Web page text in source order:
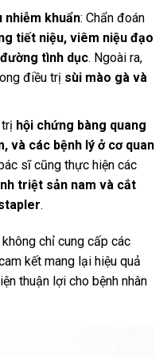
khuẩn: Chẩn đoán
tiết niệu, viêm niệu đạo
tình dục. Ngoài ra,
điều trị sùi mào gà và
hội chứng bàng quang
và các bệnh lý ở cơ quan
sĩ cũng thực hiện các
triệt sản nam và cắt
.
chỉ cung cấp các
kết mang lại hiệu quả
thuận lợi cho bệnh nhân